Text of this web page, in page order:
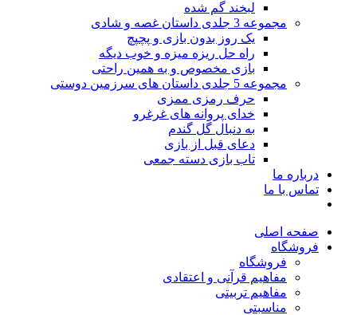
لبخند گم شده
مجموعه 3 جلدی داستان غصه و شادی
یک روز بدون بازی و پچپچ
راه حل ریزه میزه و خوب دیگه
بازی مخصوص و به همین راحتی
مجموعه 5 جلدی داستان های سرزمین دوستی
حرف رمزی ممزی
خدای پروانه های غرغرو
به دنبال گل گندم
دعای قبل از بازی
تاب بازی دسته جمعی
درباره ما
تماس با ما
صفحه اصلی
فروشگاه
فروشگاه
مفاهیم قرآنی و اعتقادی
مفاهیم تربیتی
مناسبتی